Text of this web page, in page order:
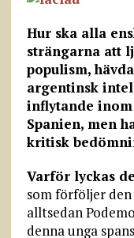
Hur ska alla
strängarna att
populism,
argentinsk
inflytande
Spanien, men
kritisk
Varför lyckas
som förföljer
alltsedan
denna unga